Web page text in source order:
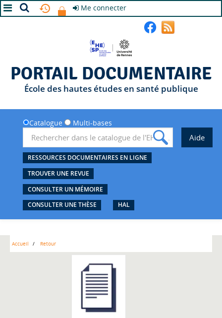
Me connecter
PORTAIL DOCUMENTAIRE
École des hautes études en santé publique
Catalogue Multi-bases
RESSOURCES DOCUMENTAIRES EN LIGNE
TROUVER UNE REVUE
CONSULTER UN MÉMOIRE
CONSULTER UNE THÈSE
HAL
Accueil Retour